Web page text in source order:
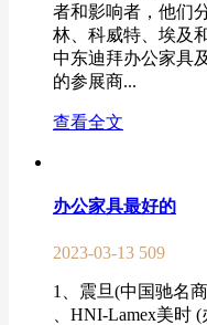
者和影响者，他们
林、科威特、埃及
中东迪拜办公家具
的参展商...
查看全文
办公家具最好的
2023-03-13 509
1、震旦(中国驰名
、HNI-Lamex美时